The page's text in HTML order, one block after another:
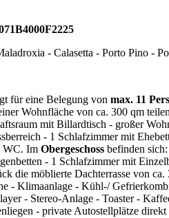
- Calasetta - Porto Pino -
für eine Belegung von max. 11
Wohnfläche von ca. 300 qm
mit Billardtisch - großer
- 1 Schlafzimmer mit
WC. Im Obergeschoss befinden
- 1 Schlafzimmer mit
die möblierte Dachterrasse von
- Klimaanlage - Kühl-/
- Stereo-Anlage - Toaster -
- private Autostellplätze